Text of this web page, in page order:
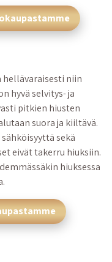
hellävaraisesti niin
hyvä selvitys- ja
pitkien hiusten
suora ja kiiltävä.
sekä
eivät takerru hiuksiin.
hiuksessa